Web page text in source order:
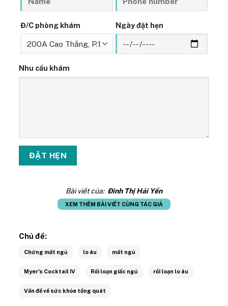
Đ/C phòng khám Ngày đặt hẹn
Nhu cầu khám
Bài viết của: Đinh Thị Hải Yến
XEM THÊM BÀI VIẾT CÙNG TÁC GIẢ
Chủ đề:
Chứng mất ngủ lo âu mất ngủ
Myer’s Cocktail IV Rối loạn giấc ngủ rối loạn lo âu
Vấn đề về sức khỏe tổng quát